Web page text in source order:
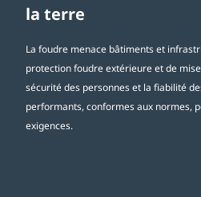
la terre
La foudre menace bâtiments et
protection foudre extérieure et de
sécurité des personnes et la fiabilité
performants, conformes aux normes,
exigences.